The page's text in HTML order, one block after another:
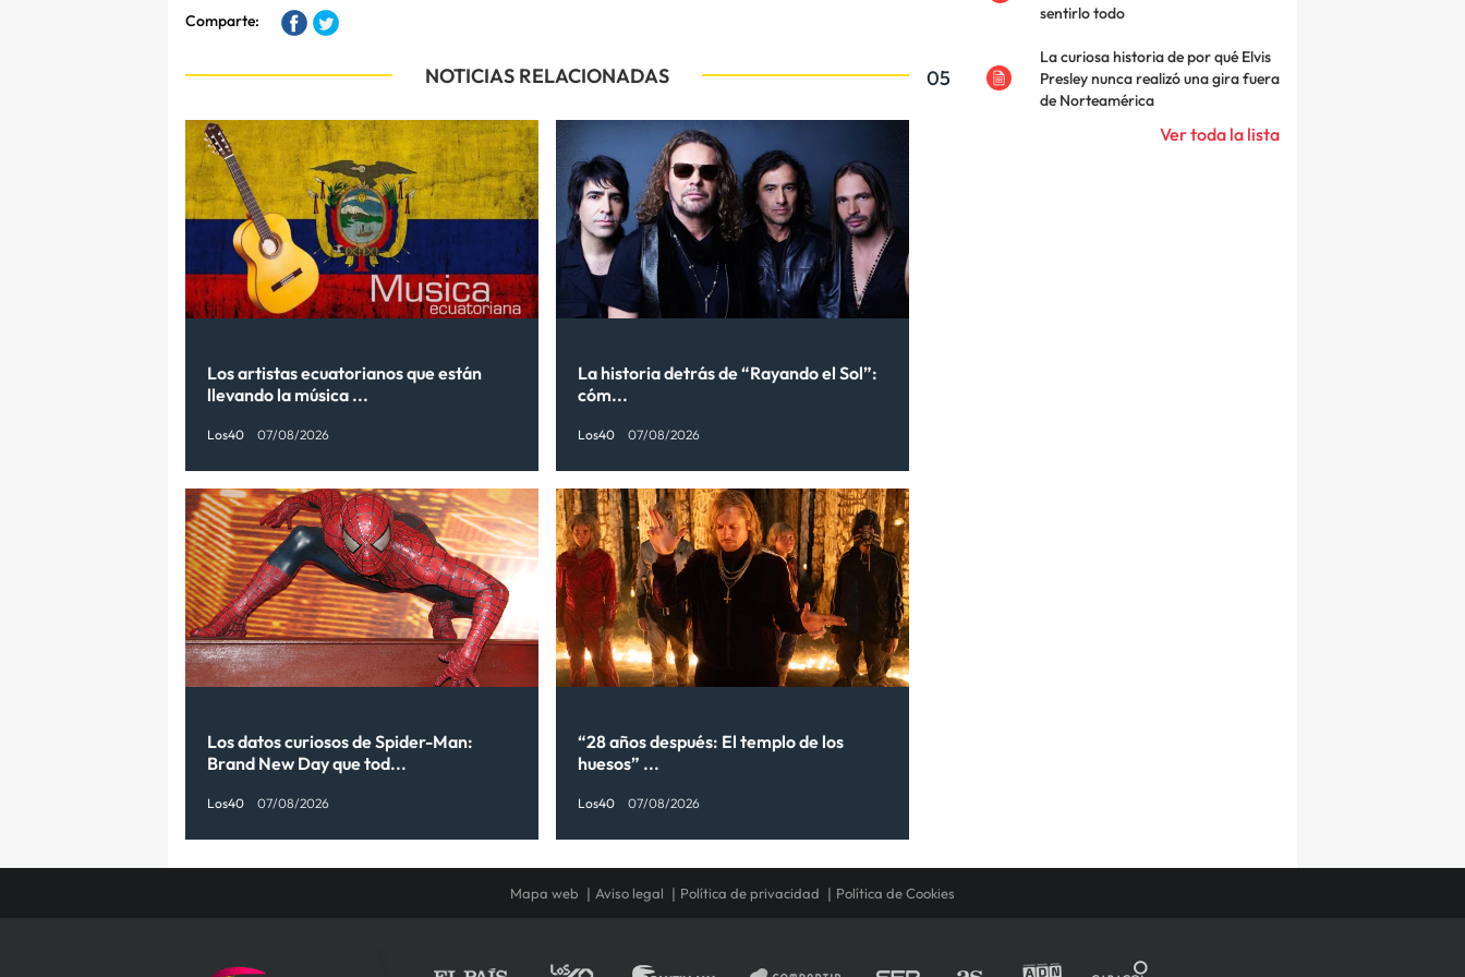
Comparte:
NOTICIAS RELACIONADAS
Los artistas ecuatorianos que están
llevando la música ...
Los40 07/08/2026
La historia detrás de “Rayando el Sol”:
cóm...
Los40 07/08/2026
Los datos curiosos de Spider-Man:
Brand New Day que tod...
Los40 07/08/2026
“28 años después: El templo de los
huesos” ...
Los40 07/08/2026
sentirlo todo
05
La curiosa historia de por qué Elvis
Presley nunca realizó una gira fuera
de Norteamérica
Ver toda la lista
Mapa web Aviso legal Política de privacidad Política de Cookies